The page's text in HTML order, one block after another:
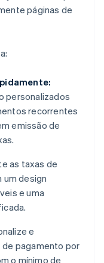
páginas de
personalizados
recorrentes
emissão de
as taxas de
design
e uma
e
pagamento por
o mínimo de